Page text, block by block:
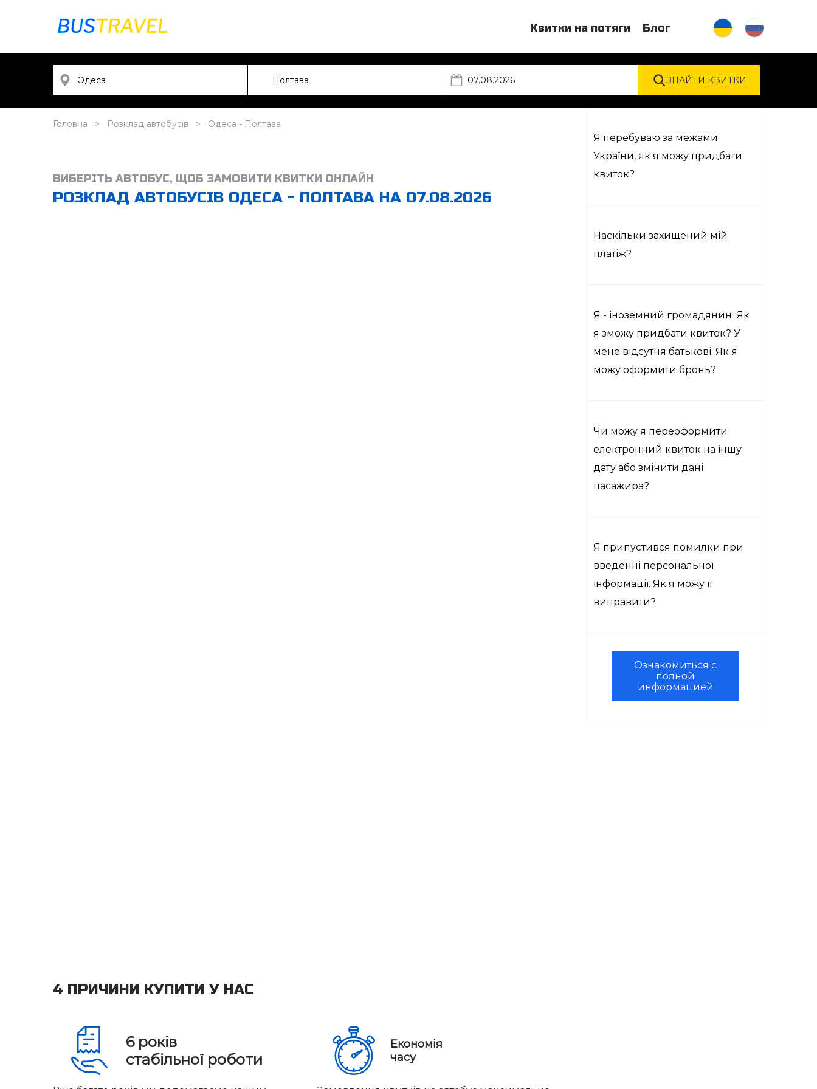
Квитки на потяги Блог
Головна Розклад автобусів Одеса - Полтава
ВИБЕРІТЬ АВТОБУС, ЩОБ ЗАМОВИТИ КВИТКИ ОНЛАЙН
РОЗКЛАД АВТОБУСІВ ОДЕСА - ПОЛТАВА НА 07.08.2026
4 ПРИЧИНИ КУПИТИ У НАС
6 років
стабільної роботи
Економія
часу
Я перебуваю за межами
України, як я можу придбати
квиток?
Наскільки захищений мій
платіж?
Я - іноземний громадянин. Як
я зможу придбати квиток? У
мене відсутня батькові. Як я
можу оформити бронь?
Чи можу я переоформити
електронний квиток на іншу
дату або змінити дані
пасажира?
Я припустився помилки при
введенні персональної
інформації. Як я можу її
виправити?
Ознакомиться с
полной
информацией